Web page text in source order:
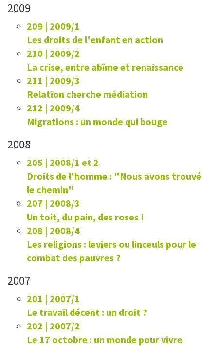
2009
209 | 2009/1
Les droits de l'enfant en action
210 | 2009/2
La crise, entre abîme et renaissance
211 | 2009/3
Relation cherche médiation
212 | 2009/4
Migrations : un monde qui bouge
2008
205 | 2008/1 et 2
Droits de l'homme : "Nous avons trouvé
le chemin"
207 | 2008/3
Un toit, du pain, des roses !
208 | 2008/4
Les religions : leviers ou linceuls pour le
combat des pauvres ?
2007
201 | 2007/1
Le travail décent : un droit ?
202 | 2007/2
Le 17 octobre : un monde pour vivre